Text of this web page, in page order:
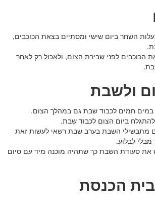
השחר ביום שישי ומסתיים בצאת הכוכבים,
הכוכבים לפני שבירת הצום, ולאכול רק לאחר
ולשבת
חמים לכבוד שבת גם במהלך הצום.
ביום הצום לכבוד שבת.
מתבשילי השבת בערב שבת רשאי לעשות זאת
לבלוע.
את סעודת השבת כך שתהיה מוכנה מיד עם סיום
הכנסת